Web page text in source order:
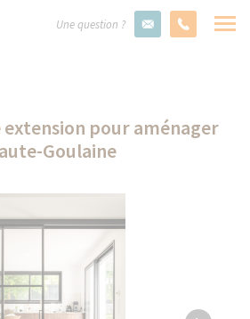
Une question ?
pour aménager
Goulaine